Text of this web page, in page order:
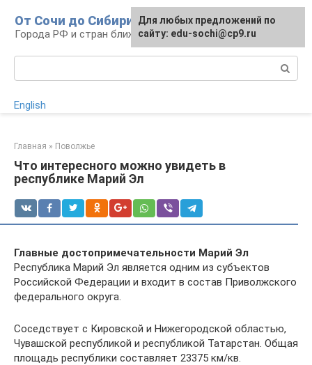
контенту
От Сочи до Сибири
Города РФ и стран ближнего зарубежья
English
Главная » Поволжье
Что интересного можно увидеть в
республике Марий Эл
Главные достопримечательности Марий Эл
Республика Марий Эл является одним из субъектов
Российской Федерации и входит в состав Приволжского
федерального округа.
Соседствует с Кировской и Нижегородской областью,
Чувашской республикой и республикой Татарстан. Общая
площадь республики составляет 23375 км/кв.
Для любых предложений по
сайту: edu-sochi@cp9.ru